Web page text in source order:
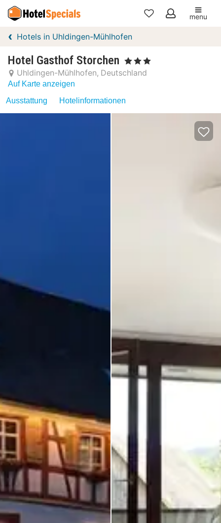
Meine
menu
Hotels in Uhldingen-Mühlhofen
Hotel Gasthof Storchen , 3 Sterne
Uhldingen-Mühlhofen Deutschland
Auf Karte anzeigen
Ausstattung
Hotelinformationen